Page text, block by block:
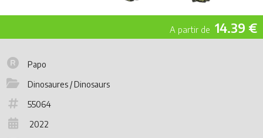
14.39 €
Papo
Dinosaures / Dinosaurs
55064
2022